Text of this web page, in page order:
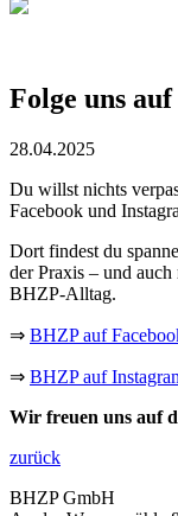
Folge uns
28.04.2025
Du willst nichts
Facebook und
Dort findest du
der Praxis – und
BHZP-Alltag.
⇒ BHZP auf
⇒ BHZP auf
Wir freuen uns auf
zurück
BHZP GmbH